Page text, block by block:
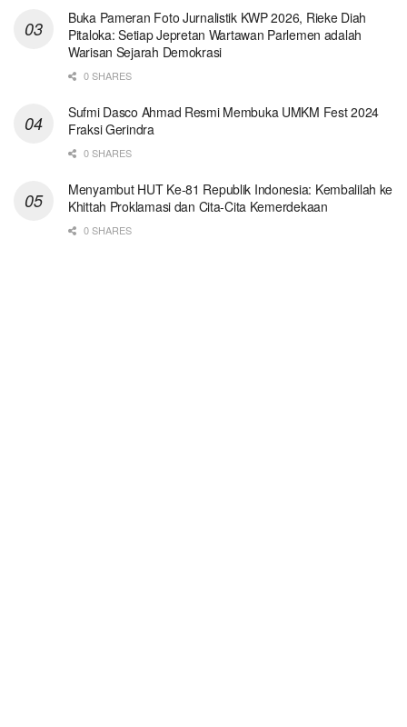
Buka Pameran Foto Jurnalistik KWP 2026, Rieke Diah
Pitaloka: Setiap Jepretan Wartawan Parlemen adalah
Warisan Sejarah Demokrasi
0 SHARES
Sufmi Dasco Ahmad Resmi Membuka UMKM Fest 2024
Fraksi Gerindra
0 SHARES
Menyambut HUT Ke-81 Republik Indonesia: Kembalilah ke
Khittah Proklamasi dan Cita-Cita Kemerdekaan
0 SHARES